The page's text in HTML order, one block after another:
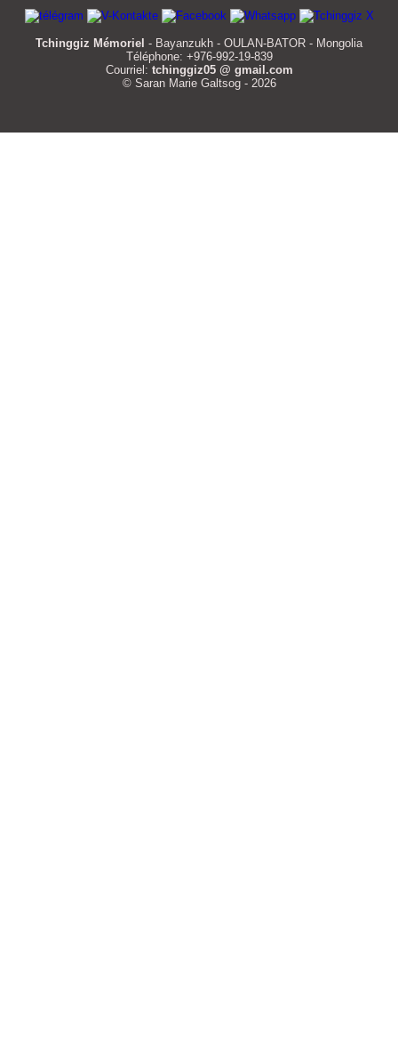
Tchinggiz Mémoriel - Bayanzukh - OULAN-BATOR - Mongolia
Téléphone: +976-992-19-839
Courriel: tchinggiz05 @ gmail.com
© Saran Marie Galtsog - 2026